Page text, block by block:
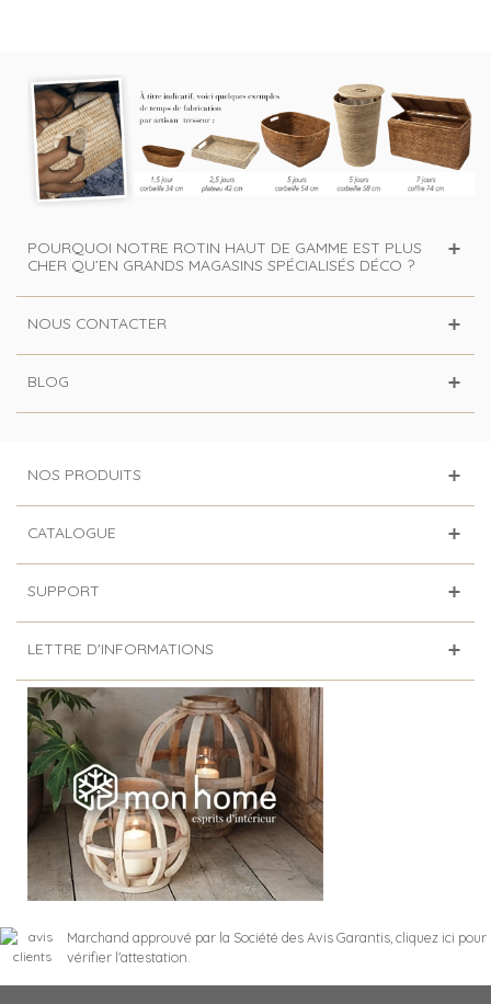
POURQUOI NOTRE ROTIN HAUT DE GAMME EST PLUS
CHER QU’EN GRANDS MAGASINS SPÉCIALISÉS DÉCO ?
NOUS CONTACTER
BLOG
NOS PRODUITS
CATALOGUE
SUPPORT
LETTRE D'INFORMATIONS
Marchand approuvé par la Société des Avis Garantis, cliquez ici pour
vérifier l'attestation